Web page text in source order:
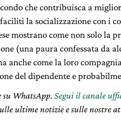
che contribuisca a
la socializzazione con i
mostrano come non solo la
(una paura confessata da
anche come la loro
del dipendente e
su WhatsApp. Segui il canale
ultime notizie e sulle nostre